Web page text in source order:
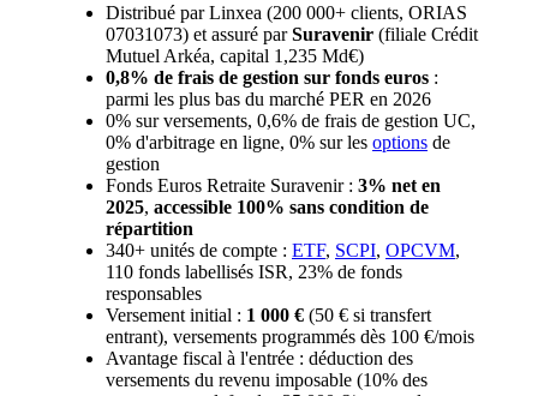
Distribué par Linxea (200 000+ clients, ORIAS
07031073) et assuré parSuravenir (filiale Crédit
Mutuel Arkéa, capital 1,235 Md€)
0,8% de frais de gestion sur fonds euros :
parmi les plus bas du marché PER en 2026
0% sur versements, 0,6% de frais de gestion UC,
0% d'arbitrage en ligne, 0% sur les options de
gestion
Fonds Euros Retraite Suravenir : 3% net en
2025, accessible 100% sans condition de
répartition
340+ unités de compte : ETF, SCPI, OPCVM,
110 fonds labellisés ISR, 23% de fonds
responsables
Versement initial : 1 000 € (50 € si transfert
entrant), versements programmés dès 100 €/mois
Avantage fiscal à l'entrée : déduction des
versements du revenu imposable (10% des